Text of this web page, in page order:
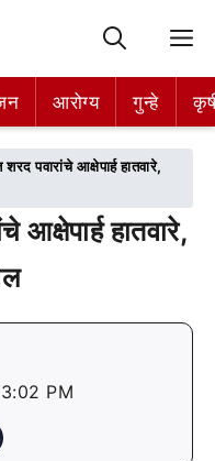
आरोग्य गुन्हे
आरोग्य गुन्हे
पवारांचे आक्षेपार्ह हातवारे,
आक्षेपार्ह हातवारे,
PM